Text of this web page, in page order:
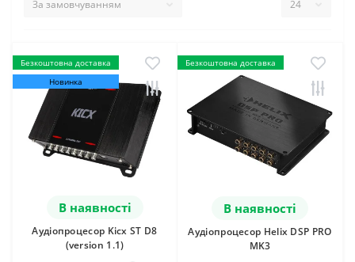
Безкоштовна доставка
Новинка
В наявності
Аудіопроцесор Kicx ST D8
(version 1.1)
Безкоштовна доставка
В наявності
Аудіопроцесор Helix DSP PRO
MK3